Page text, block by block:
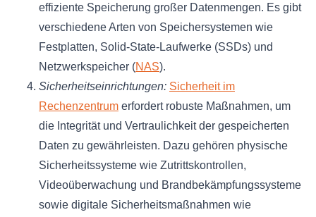
effiziente Speicherung großer Datenmengen. Es gibt
verschiedene Arten von Speichersystemen wie
Festplatten, Solid-State-Laufwerke (SSDs) und
Netzwerkspeicher (NAS).
Sicherheitseinrichtungen: Sicherheit im
Rechenzentrum erfordert robuste Maßnahmen, um
die Integrität und Vertraulichkeit der gespeicherten
Daten zu gewährleisten. Dazu gehören physische
Sicherheitssysteme wie Zutrittskontrollen,
Videoüberwachung und Brandbekämpfungssysteme
sowie digitale Sicherheitsmaßnahmen wie